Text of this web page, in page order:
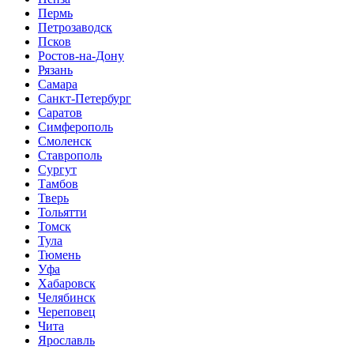
Пермь
Петрозаводск
Псков
Ростов-на-Дону
Рязань
Самара
Санкт-Петербург
Саратов
Симферополь
Смоленск
Ставрополь
Сургут
Тамбов
Тверь
Тольятти
Томск
Тула
Тюмень
Уфа
Хабаровск
Челябинск
Череповец
Чита
Ярославль